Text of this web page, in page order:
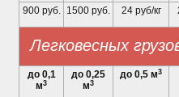
900 руб. 1500 руб. 24 руб/кг
Легковесных
до 0,1
м3
до 0,25
м3
до 0,5 м3